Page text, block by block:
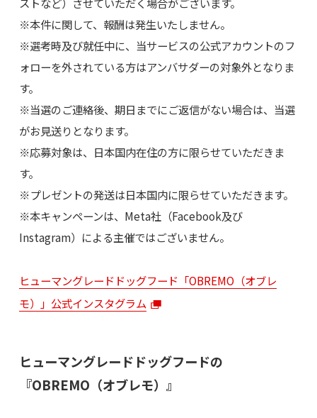
※本件に関して、報酬は発生いたしません。
※選考時及び就任中に、当サービスの公式アカウントのフ
ォローを外されている方はアンバサダーの対象外となりま
す。
※当選のご連絡後、期日までにご返信がない場合は、当選
がお見送りとなります。
※応募対象は、日本国内在住の方に限らせていただきま
す。
※プレゼントの発送は日本国内に限らせていただきます。
※本キャンペーンは、Meta社（Facebook及び
Instagram）による主催ではございません。
ヒューマングレードドッグフード「OBREMO（オブレ
モ）」公式インスタグラム
ヒューマングレードドッグフードの
『OBREMO（オブレモ）』